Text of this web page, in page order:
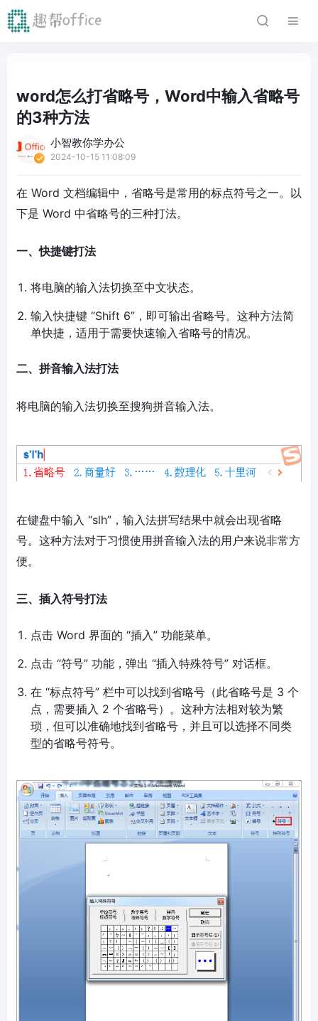
word怎么打省略号，Word中输入省略号
的3种方法
小智教你学办公
2024-10-15 11:08:09
在 Word 文档编辑中，省略号是常用的标点符号之一。以
下是 Word 中省略号的三种打法。
一、快捷键打法
将电脑的输入法切换至中文状态。
输入快捷键 “Shift 6”，即可输出省略号。这种方法简
单快捷，适用于需要快速输入省略号的情况。
二、拼音输入法打法
将电脑的输入法切换至搜狗拼音输入法。
在键盘中输入 “slh”，输入法拼写结果中就会出现省略
号。这种方法对于习惯使用拼音输入法的用户来说非常方
便。
三、插入符号打法
点击 Word 界面的 “插入” 功能菜单。
点击 “符号” 功能，弹出 “插入特殊符号” 对话框。
在 “标点符号” 栏中可以找到省略号（此省略号是 3 个
点，需要插入 2 个省略号）。这种方法相对较为繁
琐，但可以准确地找到省略号，并且可以选择不同类
型的省略号符号。